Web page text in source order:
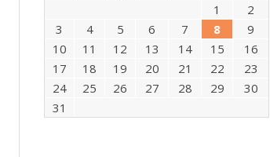
1
2
3
4 5 6 7 8
9
10
11 12 13 14 15
16
17
18 19 20 21 22
23
24
25 26 27 28 29
30
31